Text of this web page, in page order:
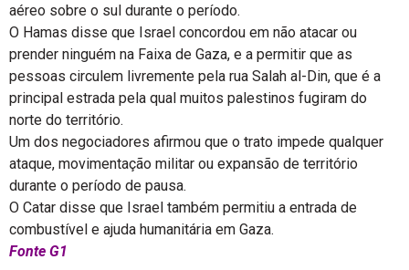
aéreo sobre o sul durante o período.
O Hamas disse que Israel concordou em não atacar ou
prender ninguém na Faixa de Gaza, e a permitir que as
pessoas circulem livremente pela rua Salah al-Din, que é a
principal estrada pela qual muitos palestinos fugiram do
norte do território.
Um dos negociadores afirmou que o trato impede qualquer
ataque, movimentação militar ou expansão de território
durante o período de pausa.
O Catar disse que Israel também permitiu a entrada de
combustível e ajuda humanitária em Gaza.
Fonte G1